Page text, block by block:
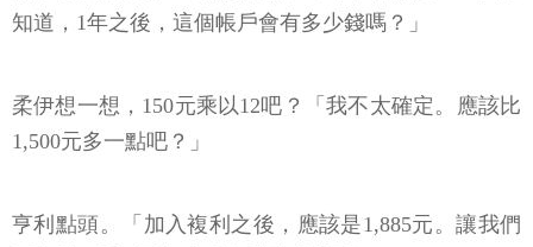
知道，1年之後，這個帳戶會有多少錢嗎？」
柔伊想一想，150元乘以12吧？「我不太確定。應該比
1,500元多一點吧？」
亨利點頭。「加入複利之後，應該是1,885元。讓我們